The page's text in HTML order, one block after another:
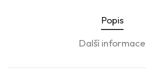
Popis
Další informace